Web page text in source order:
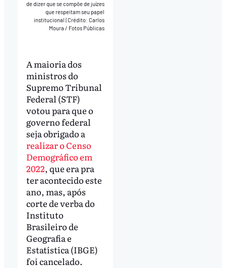
de dizer que se compõe de juízes
que respeitam seu papel
institucional Crédito: Carlos
Moura / Fotos Públicas
A maioria dos
ministros do
Supremo Tribunal
Federal (STF)
votou para que o
governo federal
seja obrigado a
realizar o Censo
Demográfico em
2022, que era pra
ter acontecido este
ano, mas, após
corte de verba do
Instituto
Brasileiro de
Geografia e
Estatística (IBGE)
foi cancelado.